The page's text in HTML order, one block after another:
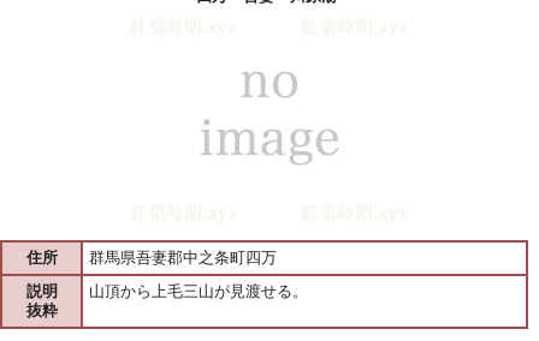
住所
群馬県吾妻郡中之条町四万
説明
抜粋
山頂から上毛三山が見渡せる。